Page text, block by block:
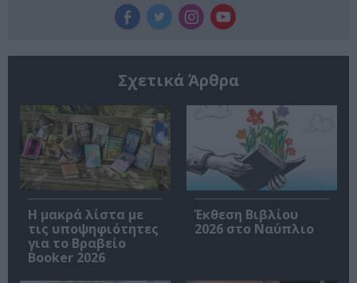
Σχετικά Άρθρα
Η μακρά λίστα με
τις υποψηφιότητες
για το Βραβείο
Booker 2026
Έκθεση Βιβλίου
2026 στο Ναύπλιο